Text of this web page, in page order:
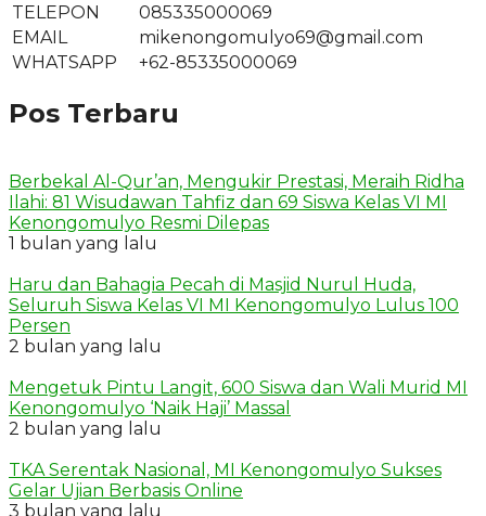
TELEPON
085335000069
EMAIL
mikenongomulyo69@gmail.com
WHATSAPP
+62-85335000069
Pos Terbaru
Berbekal Al-Qur’an, Mengukir Prestasi, Meraih Ridha
Ilahi: 81 Wisudawan Tahfiz dan 69 Siswa Kelas VI MI
Kenongomulyo Resmi Dilepas
1 bulan yang lalu
Haru dan Bahagia Pecah di Masjid Nurul Huda,
Seluruh Siswa Kelas VI MI Kenongomulyo Lulus 100
Persen
2 bulan yang lalu
Mengetuk Pintu Langit, 600 Siswa dan Wali Murid MI
Kenongomulyo ‘Naik Haji’ Massal
2 bulan yang lalu
TKA Serentak Nasional, MI Kenongomulyo Sukses
Gelar Ujian Berbasis Online
3 bulan yang lalu